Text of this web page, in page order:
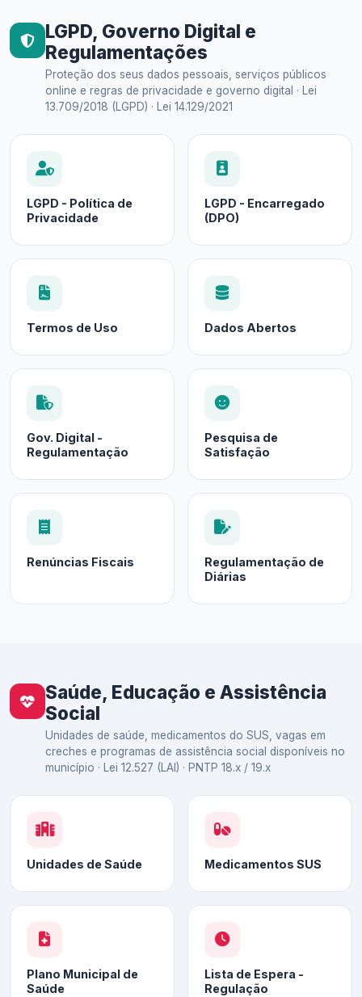
LGPD, Governo Digital e
Regulamentações
Proteção dos seus dados pessoais, serviços públicos
online e regras de privacidade e governo digital · Lei
13.709/2018 (LGPD) · Lei 14.129/2021
LGPD - Política de
Privacidade
LGPD - Encarregado
(DPO)
Termos de Uso Dados Abertos
Gov. Digital -
Regulamentação
Pesquisa de
Satisfação
Renúncias Fiscais
Regulamentação de
Diárias
Saúde, Educação e Assistência
Social
Unidades de saúde, medicamentos do SUS, vagas em
creches e programas de assistência social disponíveis no
município · Lei 12.527 (LAI) · PNTP 18.x / 19.x
Unidades de Saúde Medicamentos SUS
Plano Municipal de
Saúde
Lista de Espera -
Regulação